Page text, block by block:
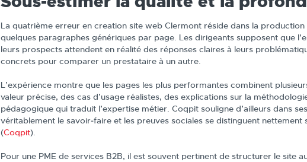
La quatrième erreur en creation site web Clermont réside dans la
quelques paragraphes génériques par page. Les dirigeants supposent que
leurs prospects attendent en réalité des réponses claires à leurs
concrets pour comparer un prestataire à un autre.
L’expérience montre que les pages les plus performantes combinent
valeur précise, des cas d’usage réalistes, des explications sur la
pédagogique qui traduit l’expertise métier. Coqpit souligne d’ailleurs dans
véritablement le savoir‑faire et les preuves sociales se distinguent
(Coqpit).
Pour une PME de services B2B, il est souvent pertinent de structurer le site